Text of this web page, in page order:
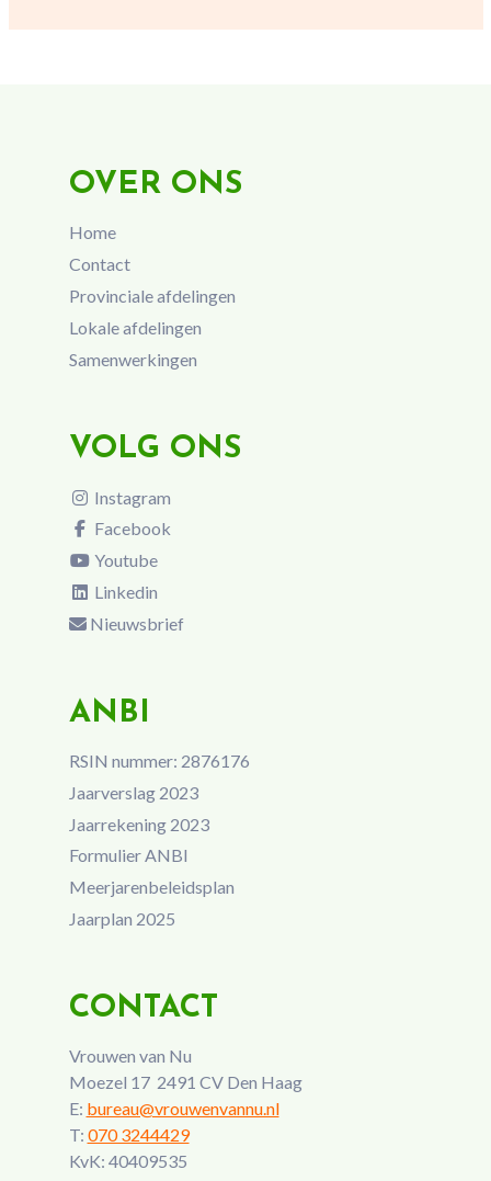
OVER ONS
Home
Contact
Provinciale afdelingen
Lokale afdelingen
Samenwerkingen
VOLG ONS
Instagram
Facebook
Youtube
Linkedin
Nieuwsbrief
ANBI
RSIN nummer: 2876176
Jaarverslag 2023
Jaarrekening 2023
Formulier ANBI
Meerjarenbeleidsplan
Jaarplan 2025
CONTACT
Vrouwen van Nu
Moezel 17 2491 CV Den Haag
E: bureau@vrouwenvannu.nl
T: 070 3244429
KvK: 40409535